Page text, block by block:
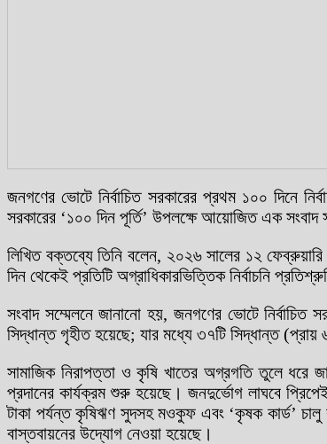
জনগণের ভোটে নির্বাচিত সরকারের প্রথম ১০০ দিনে
সরকারের ‘১০০ দিন পূর্তি’ উপলক্ষে আয়োজিত এক সংবাদ
লিখিত বক্তব্যে তিনি বলেন, ২০২৬ সালের ১২ ফেব্রুয়ারি
দিন থেকেই প্রতিটি অগ্রাধিকারভিত্তিক নির্বাচনি
সংবাদ সম্মেলনে জানানো হয়, জনগণের ভোটে
সিদ্ধান্ত গৃহীত হয়েছে; যার মধ্যে ৩৭টি সিদ্ধান্ত
সামাজিক নিরাপত্তা ও কৃষি খাতের অগ্রগতি তুলে ধরে
প্রদানের কার্যক্রম শুরু হয়েছে। জনদুর্ভোগ লাঘবে
টাকা পর্যন্ত কৃষিঋণ সুদসহ মওকুফ এবং ‘কৃষক কার্ড’ চালু
বাস্তবায়নের উদ্যোগ নেওয়া হয়েছে।